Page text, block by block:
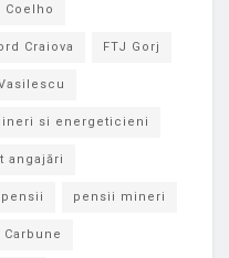
Coelho
Craiova FTJ Gorj
si energeticieni
angajări
pensii pensii mineri
Carbune